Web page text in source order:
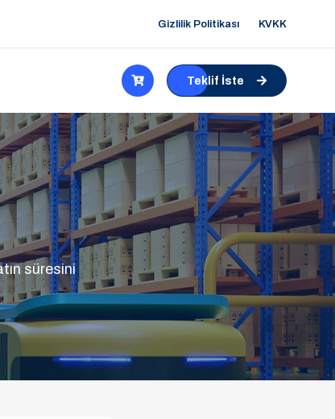
Gizlilik Politikası KVKK
Teklif İste
süresini